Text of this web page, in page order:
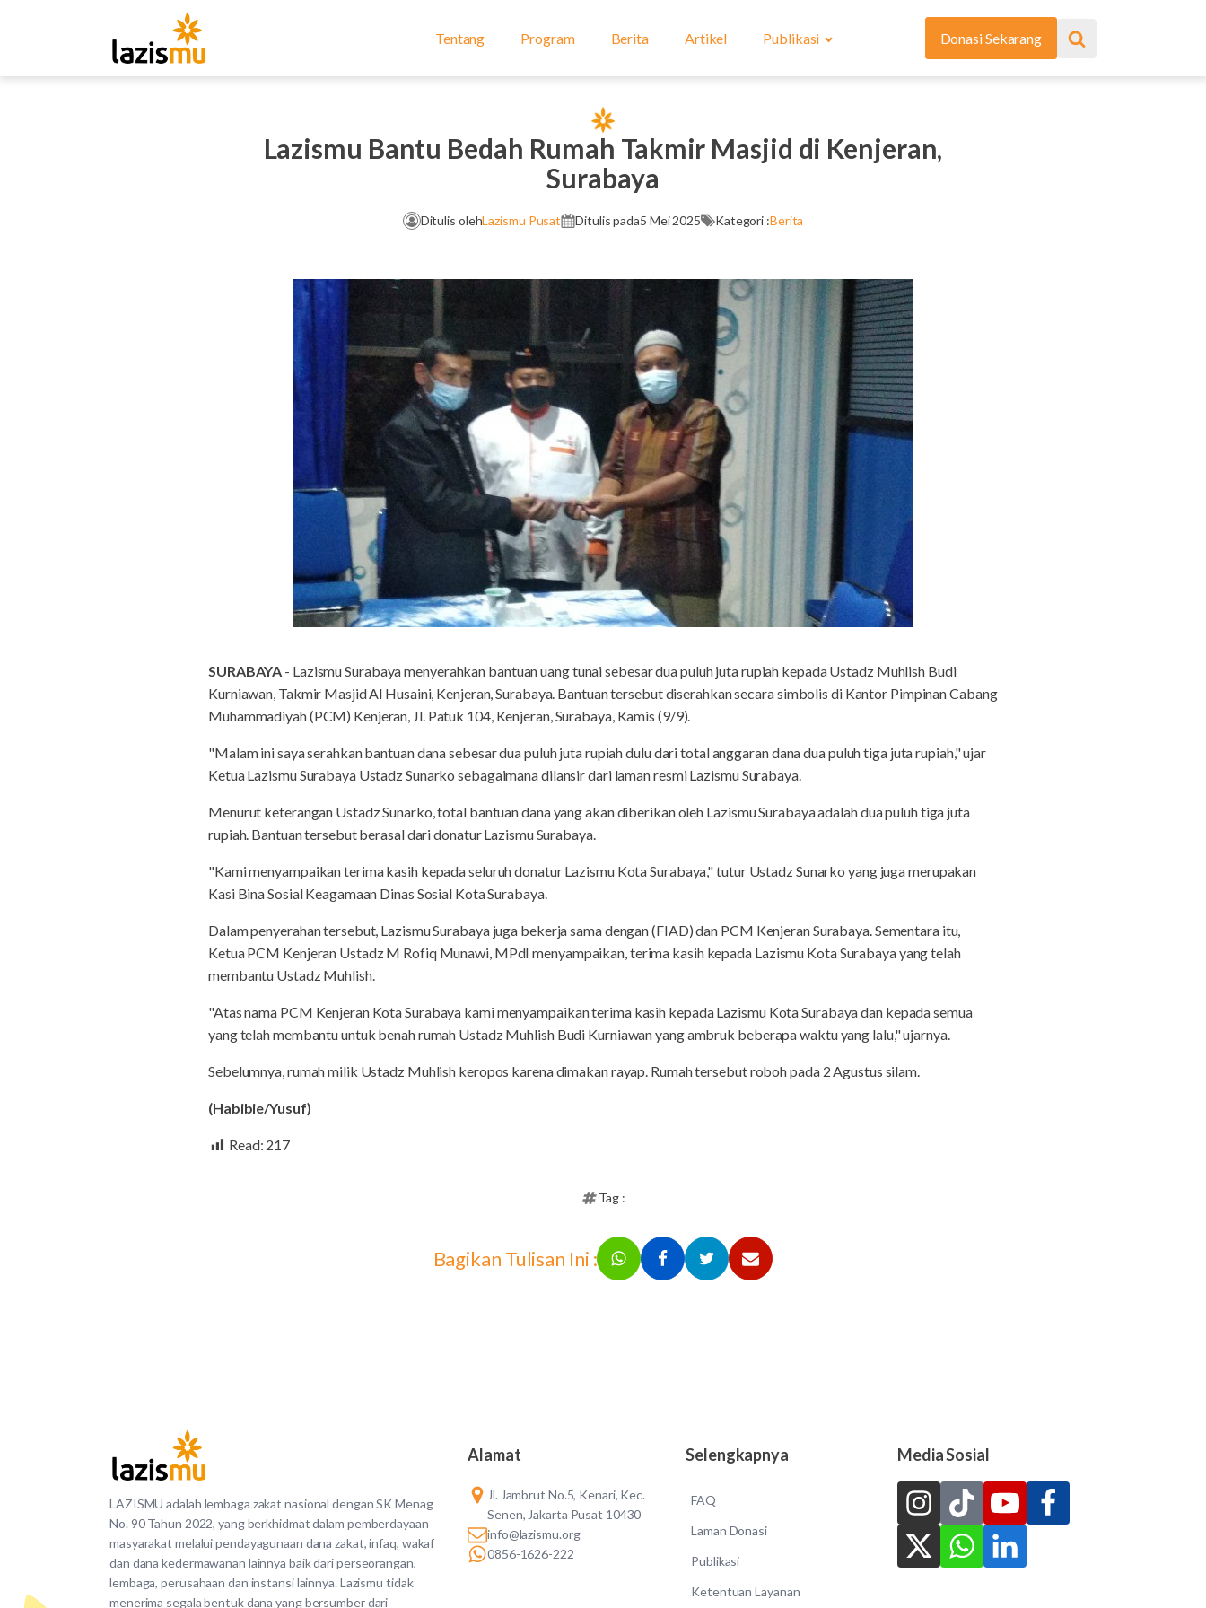
Tentang Program Berita Artikel Publikasi Donasi Sekarang
Lazismu Bantu Bedah Rumah Takmir Masjid di Kenjeran,
Surabaya
Ditulis olehLazismu Pusat Ditulis pada5 Mei 2025 Kategori :Berita
SURABAYA - Lazismu Surabaya menyerahkan bantuan uang tunai sebesar dua puluh juta rupiah kepada Ustadz Muhlish Budi
Kurniawan, Takmir Masjid Al Husaini, Kenjeran, Surabaya. Bantuan tersebut diserahkan secara simbolis di Kantor Pimpinan Cabang
Muhammadiyah (PCM) Kenjeran, Jl. Patuk 104, Kenjeran, Surabaya, Kamis (9/9).
"Malam ini saya serahkan bantuan dana sebesar dua puluh juta rupiah dulu dari total anggaran dana dua puluh tiga juta rupiah," ujar
Ketua Lazismu Surabaya Ustadz Sunarko sebagaimana dilansir dari laman resmi Lazismu Surabaya.
Menurut keterangan Ustadz Sunarko, total bantuan dana yang akan diberikan oleh Lazismu Surabaya adalah dua puluh tiga juta
rupiah. Bantuan tersebut berasal dari donatur Lazismu Surabaya.
"Kami menyampaikan terima kasih kepada seluruh donatur Lazismu Kota Surabaya," tutur Ustadz Sunarko yang juga merupakan
Kasi Bina Sosial Keagamaan Dinas Sosial Kota Surabaya.
Dalam penyerahan tersebut, Lazismu Surabaya juga bekerja sama dengan (FIAD) dan PCM Kenjeran Surabaya. Sementara itu,
Ketua PCM Kenjeran Ustadz M Rofiq Munawi, MPdI menyampaikan, terima kasih kepada Lazismu Kota Surabaya yang telah
membantu Ustadz Muhlish.
"Atas nama PCM Kenjeran Kota Surabaya kami menyampaikan terima kasih kepada Lazismu Kota Surabaya dan kepada semua
yang telah membantu untuk benah rumah Ustadz Muhlish Budi Kurniawan yang ambruk beberapa waktu yang lalu," ujarnya.
Sebelumnya, rumah milik Ustadz Muhlish keropos karena dimakan rayap. Rumah tersebut roboh pada 2 Agustus silam.
(Habibie/Yusuf)
Read: 217
Tag :
Bagikan Tulisan Ini :
LAZISMU adalah lembaga zakat nasional dengan SK Menag
No. 90 Tahun 2022, yang berkhidmat dalam pemberdayaan
masyarakat melalui pendayagunaan dana zakat, infaq, wakaf
dan dana kedermawanan lainnya baik dari perseorangan,
lembaga, perusahaan dan instansi lainnya. Lazismu tidak
menerima segala bentuk dana yang bersumber dari
Alamat
Jl. Jambrut No.5, Kenari, Kec.
Senen, Jakarta Pusat 10430
info@lazismu.org
0856-1626-222
Selengkapnya
FAQ
Laman Donasi
Publikasi
Ketentuan Layanan
Media Sosial